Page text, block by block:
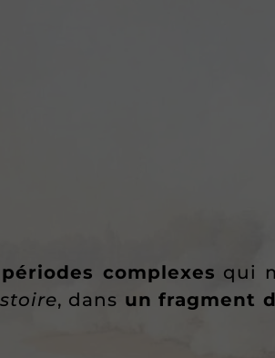
complexes qui
, dans un fragment